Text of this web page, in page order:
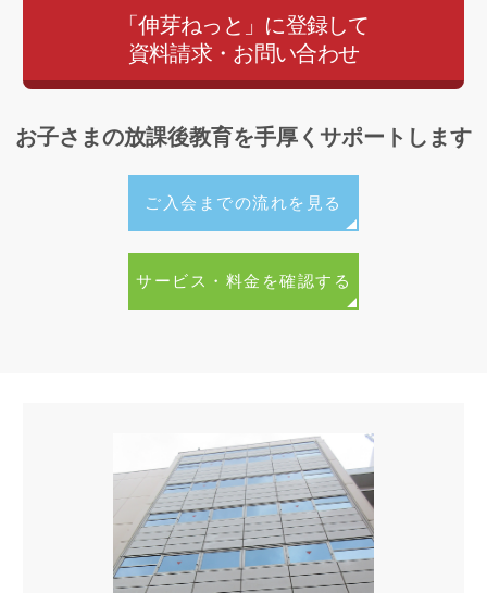
大切にしております。学習面では、日々の宿題における
個別対応やGタイムでの授業を行い、漢字・算数・英語
検定や各種模試にも積極的に取り組んでいます。情操面
会、キャンプやスキーなど、さまざまな体験活動を通し
これらの豊かな体験が、お子さまの素敵な思い出とな
り、確かな成長の糧となることを心より願っておりま
す。ぜひ一度、国立校へ見学にお越しください。
「伸芽ねっと」に登録して
資料請求・お問い合わせ
お子さまの放課後教育を手厚くサポートします
ご入会までの流れを見る
サービス・料金を確認する